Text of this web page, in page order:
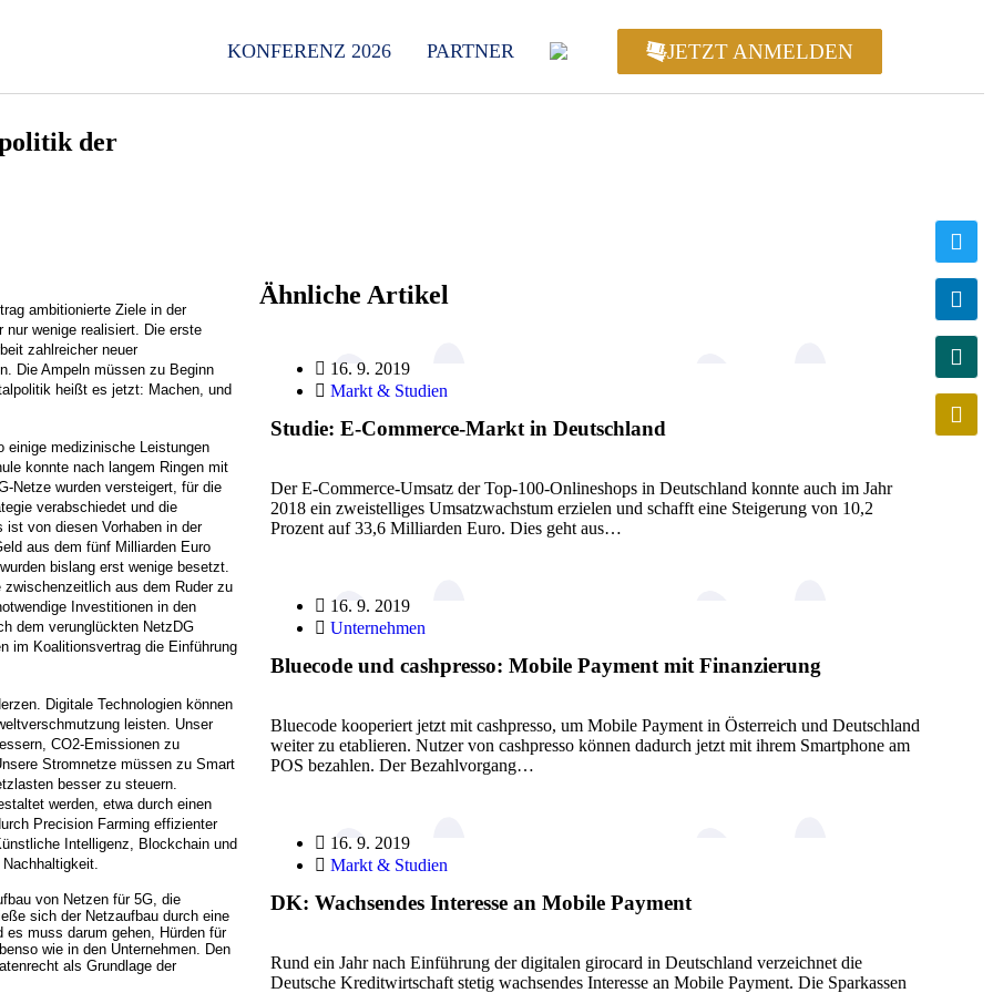
KONFERENZ 2026 PARTNER JETZT ANMELDEN
der
ambitionierte Ziele in der
wenige realisiert. Die erste
zahlreicher neuer
Die Ampeln müssen zu Beginn
heißt es jetzt: Machen, und
einige medizinische Leistungen
konnte nach langem Ringen mit
Netze wurden versteigert, für die
verabschiedet und die
ist von diesen Vorhaben in der
aus dem fünf Milliarden Euro
bislang erst wenige besetzt.
zwischenzeitlich aus dem Ruder zu
Investitionen in den
dem verunglückten NetzDG
im Koalitionsvertrag die Einführung
Digitale Technologien können
leisten. Unser
CO2-Emissionen zu
Stromnetze müssen zu Smart
besser zu steuern.
werden, etwa durch einen
Precision Farming effizienter
Intelligenz, Blockchain und
von Netzen für 5G, die
sich der Netzaufbau durch eine
es muss darum gehen, Hürden für
wie in den Unternehmen. Den
als Grundlage der
Ähnliche Artikel
16. 9. 2019
Markt & Studien
Studie: E-Commerce-Markt in Deutschland
Der E-Commerce-Umsatz der Top-100-Onlineshops in Deutschland konnte auch im Jahr
2018 ein zweistelliges Umsatzwachstum erzielen und schafft eine Steigerung von 10,2
Prozent auf 33,6 Milliarden Euro. Dies geht aus…
16. 9. 2019
Unternehmen
Bluecode und cashpresso: Mobile Payment mit Finanzierung
Bluecode kooperiert jetzt mit cashpresso, um Mobile Payment in Österreich und Deutschland
weiter zu etablieren. Nutzer von cashpresso können dadurch jetzt mit ihrem Smartphone am
POS bezahlen. Der Bezahlvorgang…
16. 9. 2019
Markt & Studien
DK: Wachsendes Interesse an Mobile Payment
Rund ein Jahr nach Einführung der digitalen girocard in Deutschland verzeichnet die
Deutsche Kreditwirtschaft stetig wachsendes Interesse an Mobile Payment. Die Sparkassen